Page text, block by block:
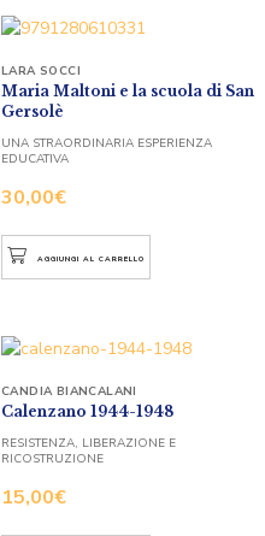
Maria Maltoni e la scuola di San
Gersolè
30,00€
LARA SOCCI
UNA STRAORDINARIA ESPERIENZA
EDUCATIVA
AGGIUNGI AL CARRELLO
Calenzano 1944-1948
15,00€
CANDIA BIANCALANI
RESISTENZA, LIBERAZIONE E
RICOSTRUZIONE